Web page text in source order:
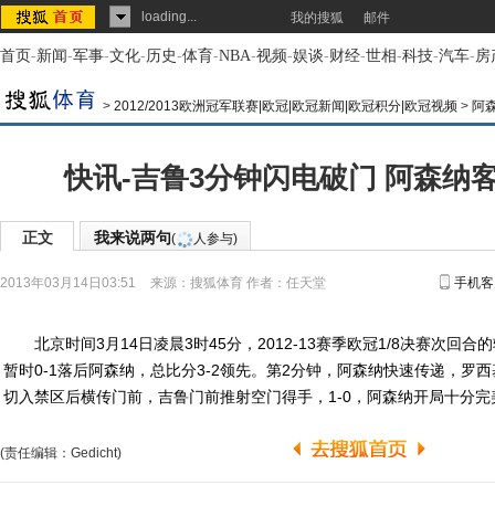
loading... 我的搜狐 邮件
首页-新闻-军事-文化-历史-体育-NBA-视频-娱谈-财经-世相-科技-汽车-房
> 2012/2013欧洲冠军联赛|欧冠|欧冠新闻|欧冠积分|欧冠视频 > 阿
快讯-吉鲁3分钟闪电破门 阿森纳
正文 我来说两句( 人参与)
2013年03月14日03:51 来源： 搜狐体育 作者：任天堂 手机
北京时间3月14日凌晨3时45分，2012-13赛季欧冠1/8决赛次回合的
暂时0-1落后阿森纳，总比分3-2领先。第2分钟，阿森纳快速传递，罗
切入禁区后横传门前，吉鲁门前推射空门得手，1-0，阿森纳开局十分
(责任编辑：Gedicht)